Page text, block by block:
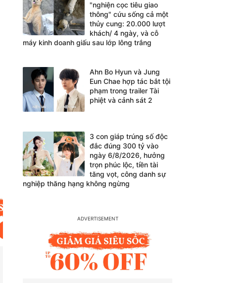
"nghiện cọc tiêu giao
thông" cứu sống cả một
thủy cung: 20.000 lượt
khách/ 4 ngày, và cỗ
máy kinh doanh giấu sau lớp lông trắng
Ahn Bo Hyun và Jung
Eun Chae hợp tác bắt tội
phạm trong trailer Tài
phiệt và cảnh sát 2
3 con giáp trúng số độc
đắc đúng 300 tỷ vào
ngày 6/8/2026, hưởng
trọn phúc lộc, tiền tài
tăng vọt, công danh sự
nghiệp thăng hạng không ngừng